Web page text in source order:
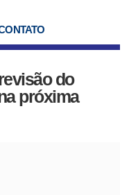
do
próxima